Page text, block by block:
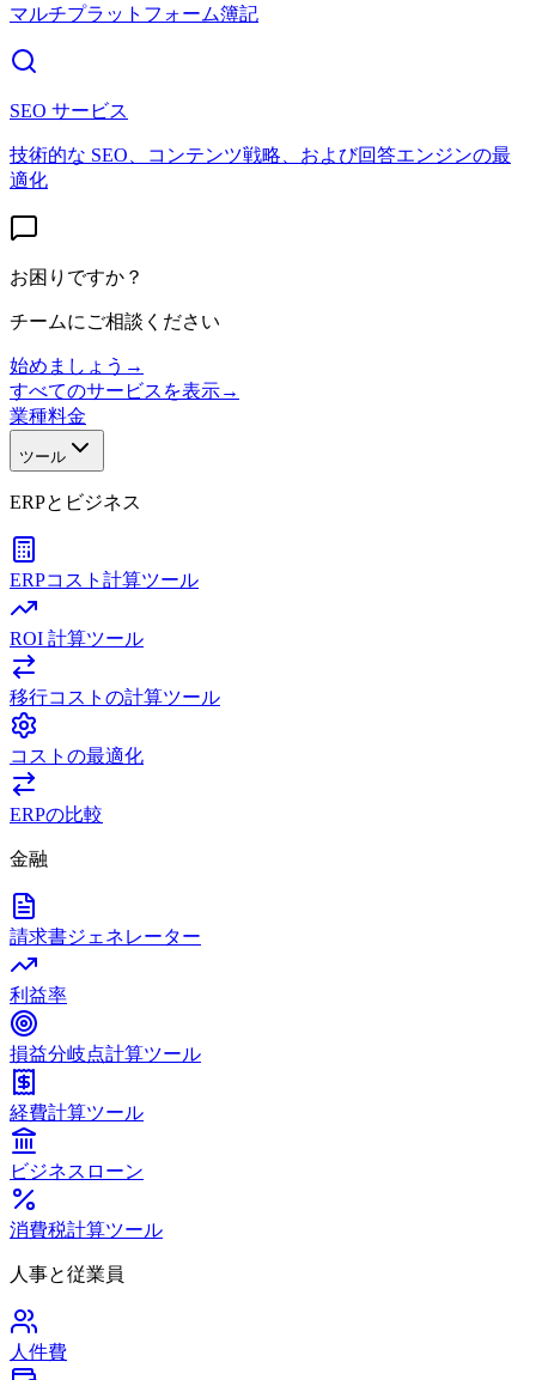
マルチプラットフォーム簿記
SEO サービス
技術的な SEO、コンテンツ戦略、および回答エンジンの最
適化
お困りですか？
チームにご相談ください
始めましょう →
すべてのサービスを表示→
業種料金
ツール
ERPとビジネス
ERPコスト計算ツール
ROI 計算ツール
移行コストの計算ツール
コストの最適化
ERPの比較
金融
請求書ジェネレーター
利益率
損益分岐点計算ツール
経費計算ツール
ビジネスローン
消費税計算ツール
人事と従業員
人件費